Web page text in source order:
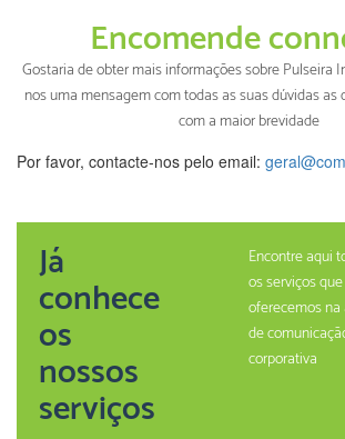
Encomende
Gostaria de obter mais informações sobre Pulseira
nos uma mensagem com todas as suas dúvidas as
com a maior brevidade
Por favor, contacte-nos pelo email:
Já
conhece
os
nossos
serviços
Encontre aqui
os serviços que
oferecemos na
de
corporativa